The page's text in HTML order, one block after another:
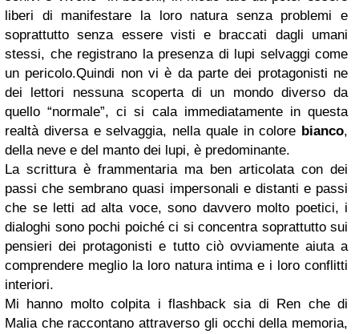
liberi di manifestare la loro natura senza problemi e
soprattutto senza essere visti e braccati dagli umani
stessi, che registrano la presenza di lupi selvaggi come
un pericolo.Quindi non vi è da parte dei protagonisti ne
dei lettori nessuna scoperta di un mondo diverso da
quello “normale”, ci si cala immediatamente in questa
realtà diversa e selvaggia, nella quale in colore bianco,
della neve e del manto dei lupi, è predominante.
La scrittura è frammentaria ma ben articolata con dei
passi che sembrano quasi impersonali e distanti e passi
che se letti ad alta voce, sono davvero molto poetici, i
dialoghi sono pochi poiché ci si concentra soprattutto sui
pensieri dei protagonisti e tutto ciò ovviamente aiuta a
comprendere meglio la loro natura intima e i loro conflitti
interiori.
Mi hanno molto colpita i flashback sia di Ren che di
Malia che raccontano attraverso gli occhi della memoria,